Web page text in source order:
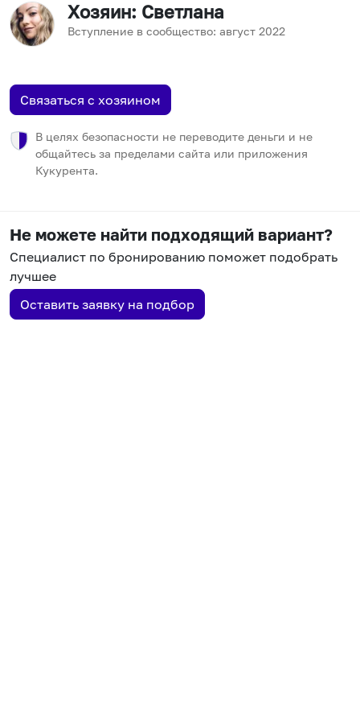
Хозяин: Светлана
Вступление в сообщество: август 2022
Связаться с хозяином
В целях безопасности не переводите деньги и не
общайтесь за пределами сайта или приложения
Кукурента.
Не можете найти подходящий вариант?
Специалист по бронированию поможет подобрать
лучшее
Оставить заявку на подбор